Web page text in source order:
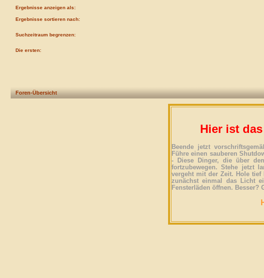
Ergebnisse anzeigen als:
Ergebnisse sortieren nach:
Suchzeitraum begrenzen:
Die ersten:
Foren-Übersicht
Hier ist
Beende jetzt
Führe einen sauberen
- Diese Dinger, die über
fortzubewegen. Stehe jetzt
vergeht mit der Zeit. Hole
zunächst einmal das Licht
Fensterläden öffnen. Besser?